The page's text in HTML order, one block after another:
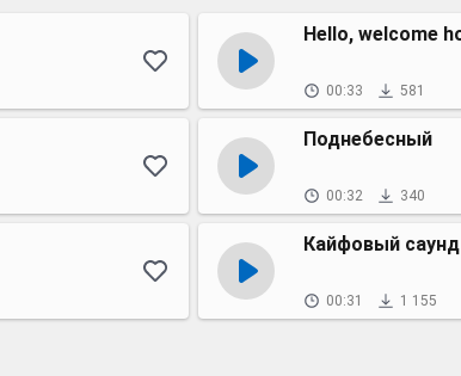
Hello, welcome
00:33 581
Поднебесный
00:32 340
Кайфовый саунд
00:31 1 155